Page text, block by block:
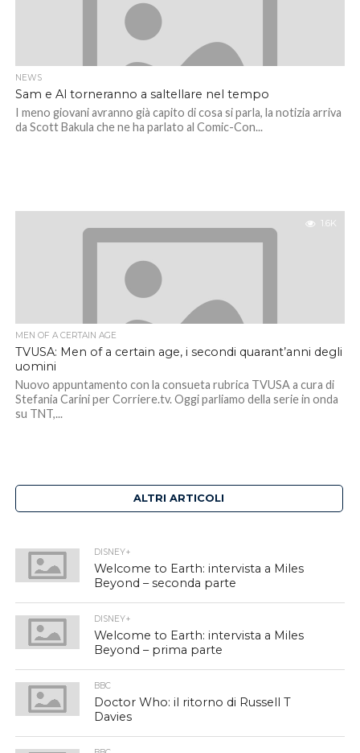
NEWS
Sam e Al torneranno a saltellare nel tempo
I meno giovani avranno già capito di cosa si parla, la notizia arriva
da Scott Bakula che ne ha parlato al Comic-Con...
1.6K
MEN OF A CERTAIN AGE
TVUSA: Men of a certain age, i secondi quarant’anni degli
uomini
Nuovo appuntamento con la consueta rubrica TVUSA a cura di
Stefania Carini per Corriere.tv. Oggi parliamo della serie in onda
su TNT,...
ALTRI ARTICOLI
DISNEY+
Welcome to Earth: intervista a Miles
Beyond – seconda parte
DISNEY+
Welcome to Earth: intervista a Miles
Beyond – prima parte
BBC
Doctor Who: il ritorno di Russell T
Davies